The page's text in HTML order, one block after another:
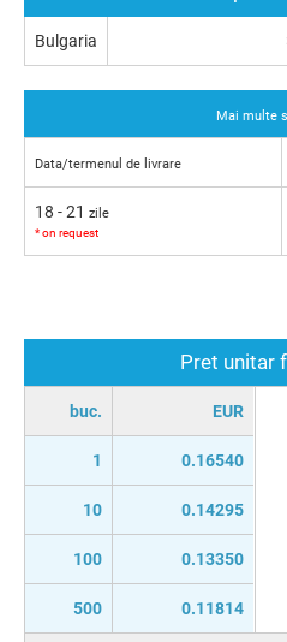
Pret unitar
buc. EUR
1 0.16540
10 0.14295
100 0.13350
500 0.11814
Bulgaria
Mai multe
Data/termenul de livrare
18 - 21 zile
* on request